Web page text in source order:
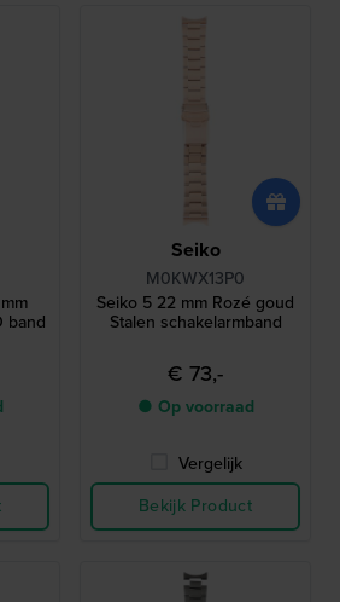
band
Seiko
M0KWX13P0
Seiko 5 22 mm Rozé goud
Stalen schakelarmband
€ 73,-
● Op voorraad
Vergelijk
Bekijk Product